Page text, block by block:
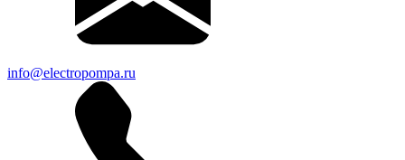
info@electropompa.ru